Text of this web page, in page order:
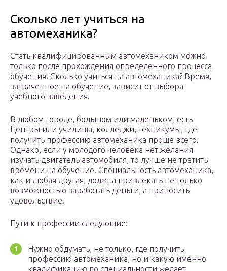
Сколько лет учиться на
автомеханика?
Стать квалифицированным автомехаником можно
только после прохождения определенного процесса
обучения. Сколько учиться на автомеханика? Время,
затраченное на обучение, зависит от выбора
учебного заведения.
В любом городе, большом или маленьком, есть
Центры или училища, колледжи, техникумы, где
получить профессию автомеханика проще всего.
Однако, если у молодого человека нет желания
изучать двигатель автомобиля, то лучше не тратить
времени на обучение. Специальность автомеханика,
как и любая другая, должна привлекать не только
возможностью заработать деньги, а приносить
удовольствие.
Пути к профессии следующие:
Нужно обдумать, не только, где получить
профессию автомеханика, но и какую именно
квалификацию по специальности желает